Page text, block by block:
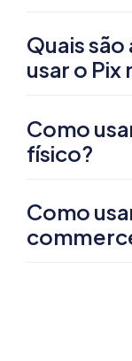
Quais
usar o Pix
Como
físico?
Como